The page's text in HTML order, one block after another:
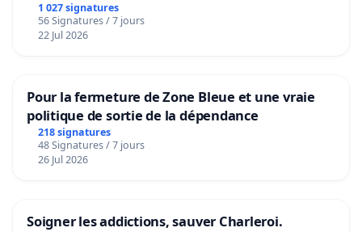
1 027 signatures
56 Signatures / 7 jours
22 Jul 2026
Pour la fermeture de Zone Bleue et une vraie
politique de sortie de la dépendance
218 signatures
48 Signatures / 7 jours
26 Jul 2026
Soigner les addictions, sauver Charleroi.